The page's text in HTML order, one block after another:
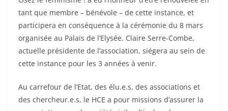
tant que membre – bénévole – de cette instance, et
participera en conséquence à la cérémonie du 8 mars
organisée au Palais de l’Elysée. Claire Serre-Combe,
actuelle présidente de l’association, siégera au sein de
cette instance pour les 3 années à venir.
Au carrefour de l’Etat, des élu.e.s, des associations et
des chercheur.e.s, le HCE a pour missions d’assurer la